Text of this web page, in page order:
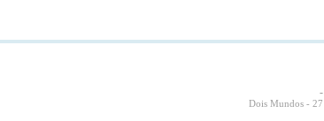
-
Dois Mundos- 27